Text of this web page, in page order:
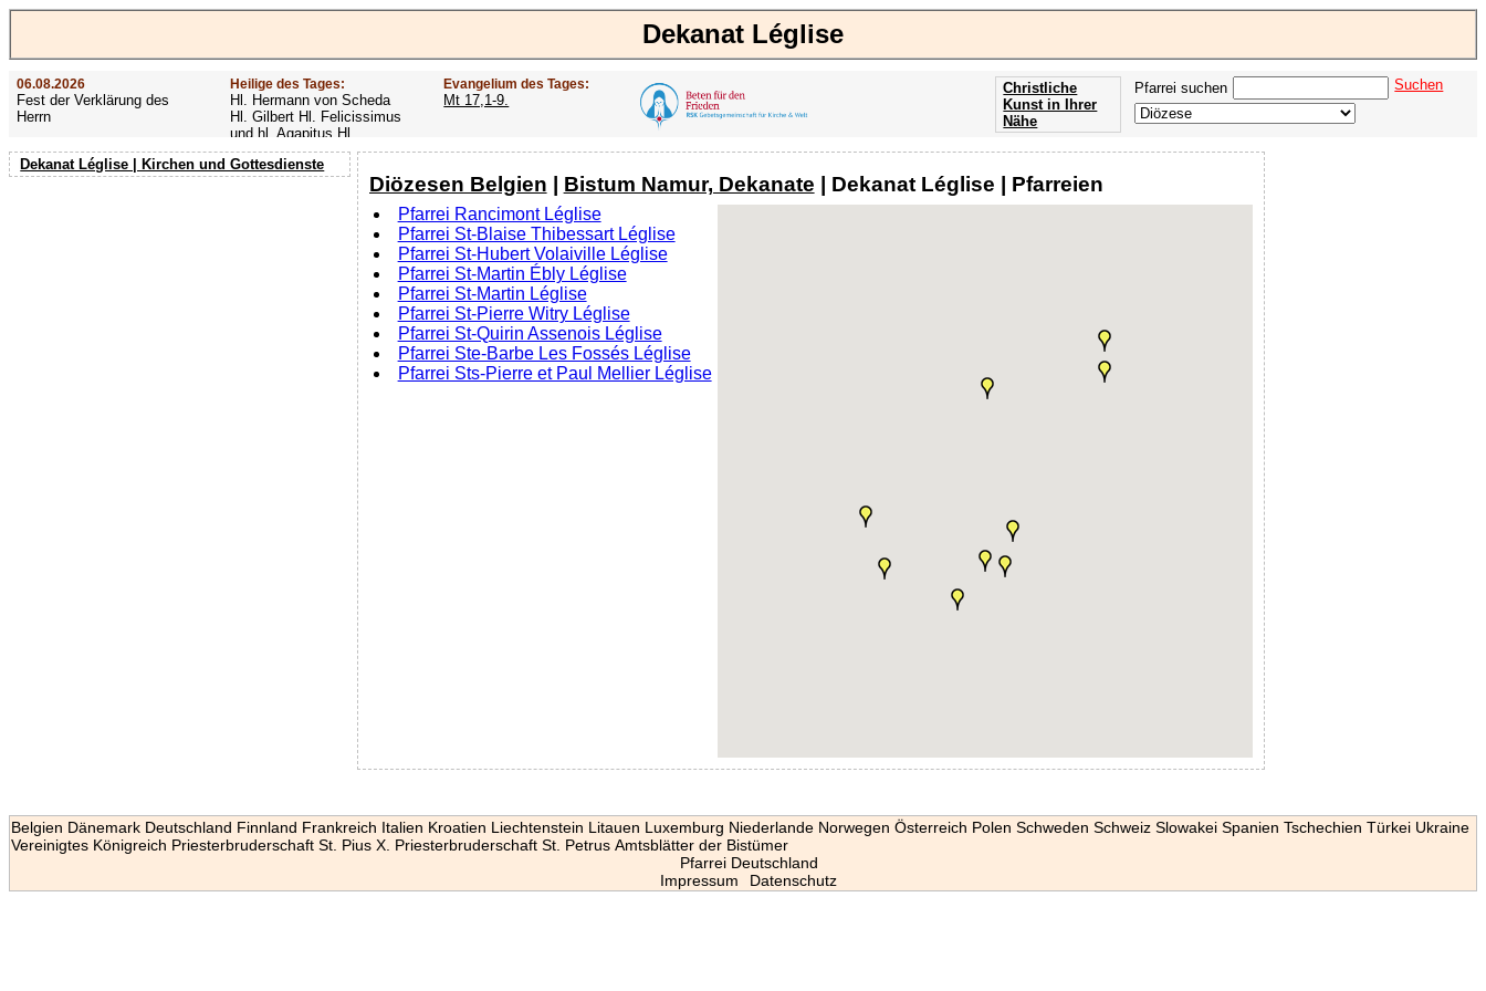
Dekanat Léglise
06.08.2026
Fest der Verklärung des
Herrn
Heilige des Tages:
Hl. Hermann von Scheda
Hl. Gilbert Hl. Felicissimus
und hl. Agapitus Hl.
Gezelinus (Gozelin)
Evangelium des Tages:
Mt 17,1-9.
Pfarrei suchen Suchen
Christliche
Kunst in Ihrer
Nähe
Dekanat Léglise | Kirchen und Gottesdienste
Diözesen Belgien | Bistum Namur, Dekanate | Dekanat Léglise | Pfarreien
Pfarrei Rancimont Léglise
Pfarrei St-Blaise Thibessart Léglise
Pfarrei St-Hubert Volaiville Léglise
Pfarrei St-Martin Ébly Léglise
Pfarrei St-Martin Léglise
Pfarrei St-Pierre Witry Léglise
Pfarrei St-Quirin Assenois Léglise
Pfarrei Ste-Barbe Les Fossés Léglise
Pfarrei Sts-Pierre et Paul Mellier Léglise
Belgien Dänemark Deutschland Finnland Frankreich Italien Kroatien Liechtenstein Litauen Luxemburg Niederlande Norwegen Österreich Polen Schweden Schweiz Slowakei Spanien Tschechien Türkei Ukraine
Vereinigtes Königreich Priesterbruderschaft St. Pius X. Priesterbruderschaft St. Petrus Amtsblätter der Bistümer
Pfarrei Deutschland
Impressum
Datenschutz